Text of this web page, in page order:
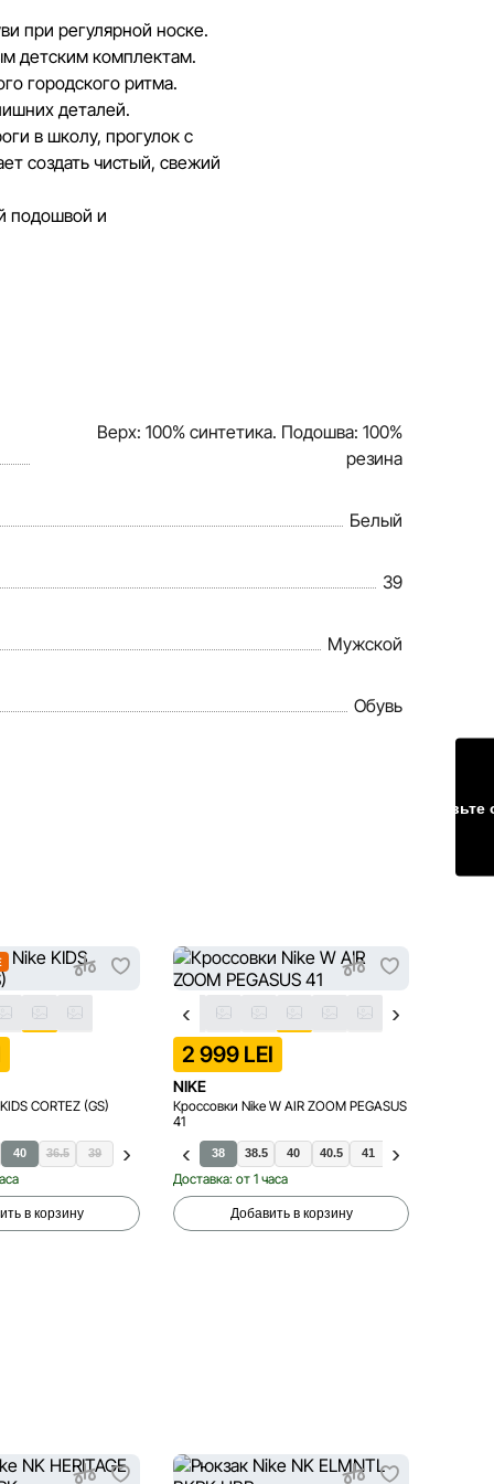
при регулярной носке.
детским комплектам.
городского ритма.
деталей.
в школу, прогулок с
создать чистый, свежий
подошвой и
Верх: 100% синтетика. Подошва: 100%
резина
Белый
39
Мужской
Обувь
CORTEZ (GS)
40 36.5 39
в корзину
2 999 LEI
NIKE
Кроссовки Nike W AIR ZOOM PEGASUS
41
38 38.5 40 40.5 41
Доставка: от 1 часа
Добавить в корзину
Оставьте